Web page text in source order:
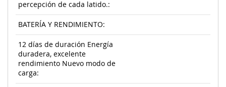
percepción de cada latido.:
BATERÍA Y RENDIMIENTO:
12 días de duración Energía
duradera, excelente
rendimiento Nuevo modo de
carga: